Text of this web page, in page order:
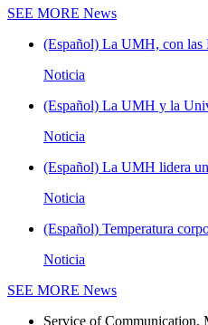
SEE MORE News
(Español) La UMH, con las
Noticia
(Español) La UMH y la
Noticia
(Español) La UMH lidera
Noticia
(Español) Temperatura
Noticia
SEE MORE News
Service of Communication,